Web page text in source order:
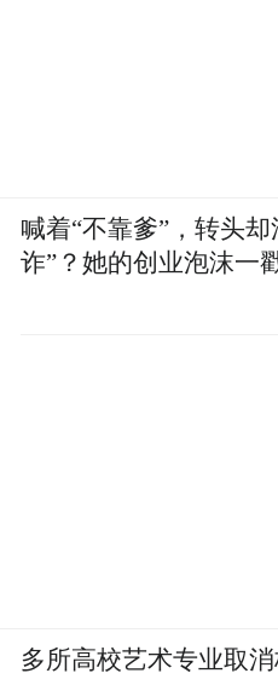
喊着“不靠爹”，转头却
诈”？她的创业泡沫一
多所高校艺术专业取